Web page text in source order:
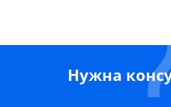
Нужна